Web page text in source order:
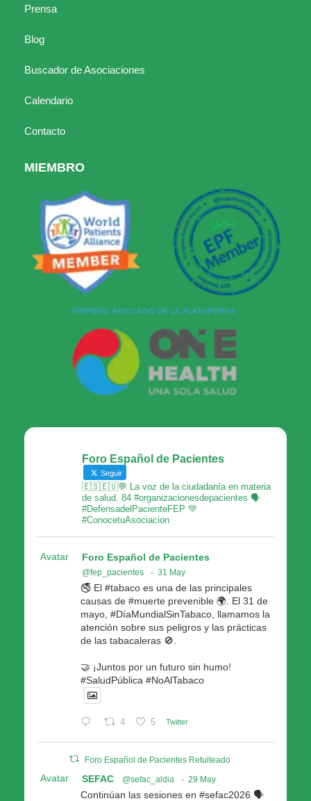
Prensa
Blog
Buscador de Asociaciones
Calendario
Contacto
MIEMBRO
Foro Español de Pacientes
Seguir
🇪🇸🇪🇺💬 La voz de la ciudadanía en materia
de salud. 84 #organizacionesdepacientes 🗣
#DefensadelPacienteFEP 💚
#ConocetuAsociacion
Avatar Foro Español de Pacientes
@fep_pacientes · 31 May
🚭 El #tabaco es una de las principales
causas de #muerte prevenible 🌍. El 31 de
mayo, #DíaMundialSinTabaco, llamamos la
atención sobre sus peligros y las prácticas
de las tabacaleras 🚫.
🤝 ¡Juntos por un futuro sin humo!
#SaludPública #NoAlTabaco
4 5 Twitter
Foro Español de Pacientes Retuiteado
Avatar SEFAC @sefac_aldia · 29 May
Continúan las sesiones en #sefac2026 🗣️